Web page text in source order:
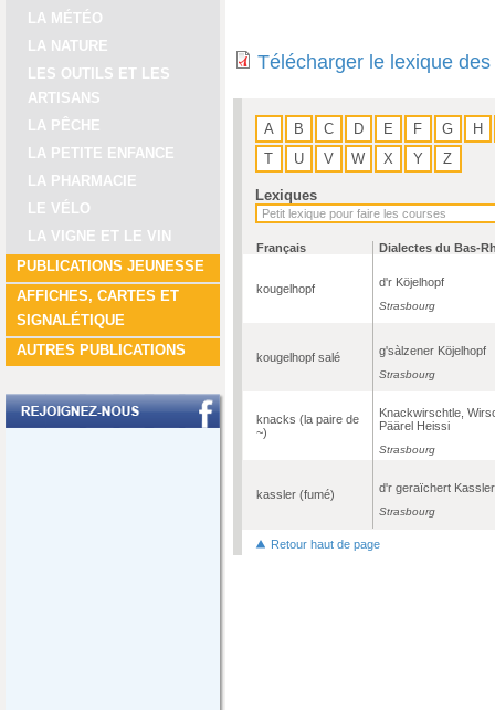
LA MÉTÉO
LA NATURE
LES OUTILS ET LES
ARTISANS
LA PÊCHE
LA PETITE ENFANCE
LA PHARMACIE
LE VÉLO
LA VIGNE ET LE VIN
PUBLICATIONS JEUNESSE
AFFICHES, CARTES ET
SIGNALÉTIQUE
AUTRES PUBLICATIONS
Télécharger le lexique
A B C D E F G
H
T
U V W X Y Z
Lexiques
Français Dialectes du Bas-
kougelhopf d'r Köjelhopf
Strasbourg
kougelhopf salé g'sàlzener Köjelhopf
Strasbourg
knacks (la paire de
~)
Knackwirschtle,
Päärel Heissi
Strasbourg
kassler (fumé) d'r geraïchert Kassler
Strasbourg
Retour haut de page